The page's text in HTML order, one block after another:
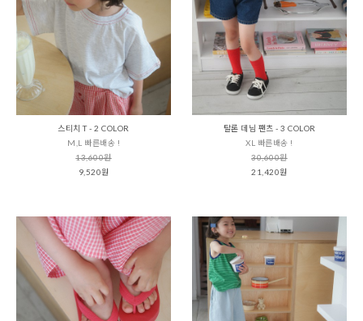
스티치 T - 2 COLOR
M,L 빠른배송 !
13,600원
9,520원
탈론 데님 팬츠 - 3 COLOR
XL 빠른배송 !
30,600원
21,420원